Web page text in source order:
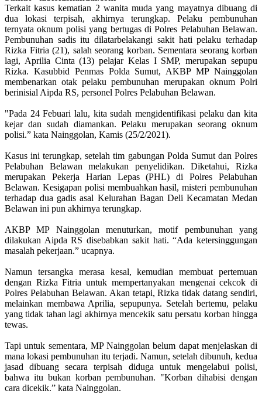
Terkait kasus kematian 2 wanita muda yang mayatnya dibuang di
dua lokasi terpisah, akhirnya terungkap. Pelaku pembunuhan
ternyata oknum polisi yang bertugas di Polres Pelabuhan Belawan.
Pembunuhan sadis itu dilatarbelakangi sakit hati pelaku terhadap
Rizka Fitria (21), salah seorang korban. Sementara seorang korban
lagi, Aprilia Cinta (13) pelajar Kelas I SMP, merupakan sepupu
Rizka. Kasubbid Penmas Polda Sumut, AKBP MP Nainggolan
membenarkan otak pelaku pembunuhan merupakan oknum Polri
berinisial Aipda RS, personel Polres Pelabuhan Belawan.
"Pada 24 Febuari lalu, kita sudah mengidentifikasi pelaku dan kita
kejar dan sudah diamankan. Pelaku merupakan seorang oknum
polisi.” kata Nainggolan, Kamis (25/2/2021).
Kasus ini terungkap, setelah tim gabungan Polda Sumut dan Polres
Pelabuhan Belawan melakukan penyelidikan. Diketahui, Rizka
merupakan Pekerja Harian Lepas (PHL) di Polres Pelabuhan
Belawan. Kesigapan polisi membuahkan hasil, misteri pembunuhan
terhadap dua gadis asal Kelurahan Bagan Deli Kecamatan Medan
Belawan ini pun akhirnya terungkap.
AKBP MP Nainggolan menuturkan, motif pembunuhan yang
dilakukan Aipda RS disebabkan sakit hati. “Ada ketersinggungan
masalah pekerjaan.” ucapnya.
Namun tersangka merasa kesal, kemudian membuat pertemuan
dengan Rizka Fitria untuk mempertanyakan mengenai cekcok di
Polres Pelabuhan Belawan. Akan tetapi, Rizka tidak datang sendiri,
melainkan membawa Aprilia, sepupunya. Setelah bertemu, pelaku
yang tidak tahan lagi akhirnya mencekik satu persatu korban hingga
tewas.
Tapi untuk sementara, MP Nainggolan belum dapat menjelaskan di
mana lokasi pembunuhan itu terjadi. Namun, setelah dibunuh, kedua
jasad dibuang secara terpisah diduga untuk mengelabui polisi,
bahwa itu bukan korban pembunuhan. "Korban dihabisi dengan
cara dicekik.” kata Nainggolan.